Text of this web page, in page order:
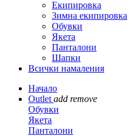
Екипировка
Зимна екипировка
Обувки
Якета
Панталони
Шапки
Всички намаления
Начало
Outlet add remove
Обувки
Якета
Панталони